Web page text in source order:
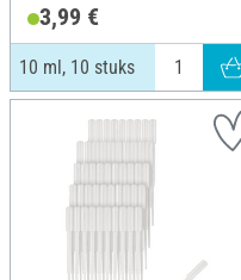
3,99 €
10 ml, 10 stuks